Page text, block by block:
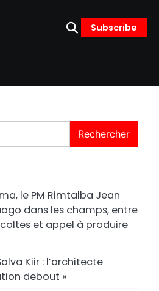
Subscribe
Rechercher
le PM Rimtalba Jean
dans les champs, entre
et appel à produire
Kiir : l’architecte
debout »